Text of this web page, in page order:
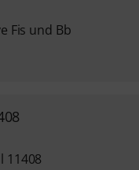
Fis und Bb
11408